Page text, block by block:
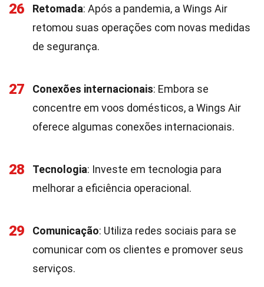
26 Retomada: Após a pandemia, a Wings Air
retomou suas operações com novas medidas
de segurança.
27 Conexões internacionais: Embora se
concentre em voos domésticos, a Wings Air
oferece algumas conexões internacionais.
28 Tecnologia: Investe em tecnologia para
melhorar a eficiência operacional.
29 Comunicação: Utiliza redes sociais para se
comunicar com os clientes e promover seus
serviços.